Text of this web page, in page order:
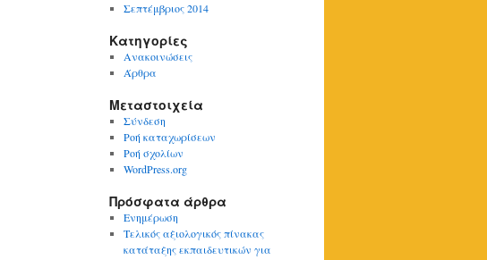
Σεπτέμβριος 2014
Kατηγορίες
Ανακοινώσεις
Άρθρα
Μεταστοιχεία
Σύνδεση
Ροή καταχωρίσεων
Ροή σχολίων
WordPress.org
Πρόσφατα άρθρα
Ενημέρωση
Τελικός αξιολογικός πίνακας
κατάταξης εκπαιδευτικών για